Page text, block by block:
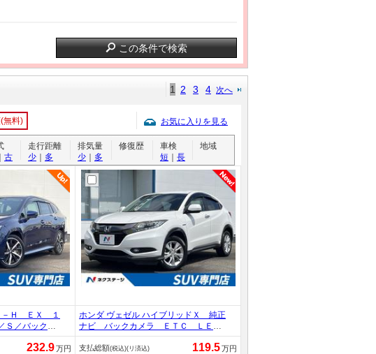
この条件で検索
1 2 3 4 次へ
無料) お気に入りを見る
古
走行距離
少
多
排気量
少
多
修復歴
車検
短
長
地域
－Ｈ ＥＸ １
Ｓ／バックカ
ト／メモリー
ダークルー
ホンダ ヴェゼル ハイブリッドＸ 純正
ナビ バックカメラ ＥＴＣ ＬＥＤ
ヘッドランプ シティブレーキ ファ
ブリックシート 純正１６インチアル
232.9万円 支払総額(税込)(リ済込) 119.5万円